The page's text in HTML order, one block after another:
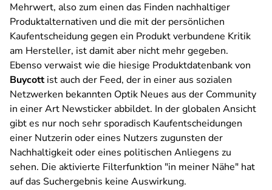
Mehrwert, also zum einen das Finden nachhaltiger
Produktalternativen und die mit der persönlichen
Kaufentscheidung gegen ein Produkt verbundene Kritik
am Hersteller, ist damit aber nicht mehr gegeben.
Ebenso verwaist wie die hiesige Produktdatenbank von
Buycottist auch der Feed, der in einer aus sozialen
Netzwerken bekannten Optik Neues aus der Community
in einer Art Newsticker abbildet. In der globalen Ansicht
gibt es nur noch sehr sporadisch Kaufentscheidungen
einer Nutzerin oder eines Nutzers zugunsten der
Nachhaltigkeit oder eines politischen Anliegens zu
sehen. Die aktivierte Filterfunktion "in meiner Nähe" hat
auf das Suchergebnis keine Auswirkung.